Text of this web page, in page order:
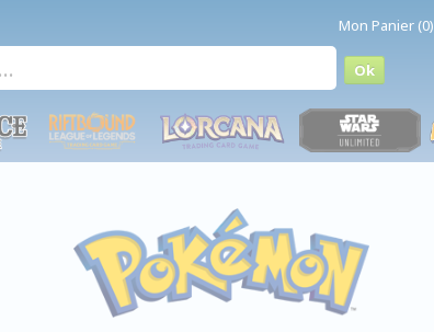
Mon Panier (0)